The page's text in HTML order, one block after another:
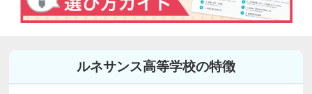
ルネサンス高等学校の特徴